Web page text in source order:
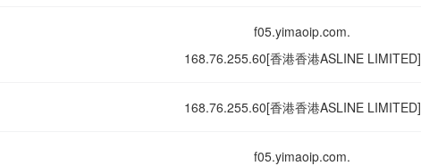
f05.yimaoip.com.
168.76.255.60[香港香港ASLINE LIMITED]
168.76.255.60[香港香港ASLINE LIMITED]
f05.yimaoip.com.